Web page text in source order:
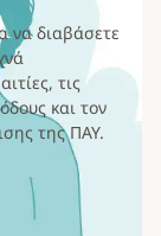
να διαβάσετε
τις
και τον
της ΠΑΥ.